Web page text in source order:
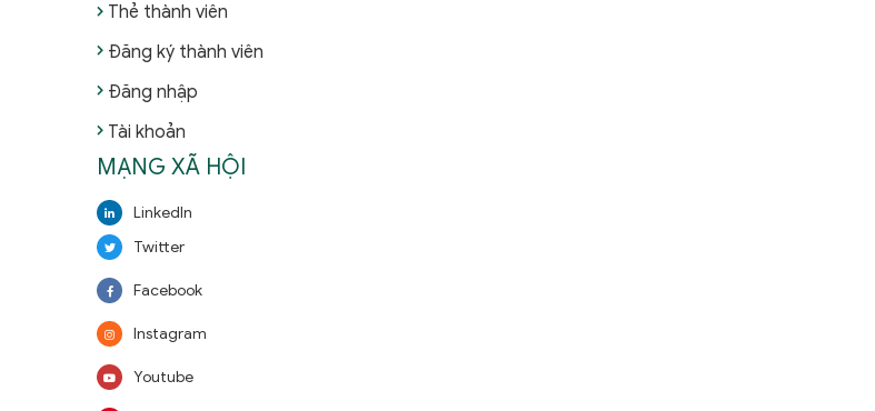
Thẻ thành viên
Đăng ký thành viên
Đăng nhập
Tài khoản
MẠNG XÃ HỘI
LinkedIn
Twitter
Facebook
Instagram
Youtube